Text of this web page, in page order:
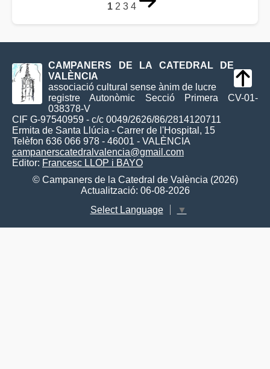
1 2 3 4
CAMPANERS DE LA CATEDRAL DE
VALÈNCIA
associació cultural sense ànim de lucre
registre Autonòmic Secció Primera CV-01-
038378-V
CIF G-97540959 - c/c 0049/2626/86/2814120711
Ermita de Santa Llúcia - Carrer de l'Hospital, 15
Telèfon 636 066 978 - 46001 - VALÈNCIA
campanerscatedralvalencia@gmail.com
Editor: Francesc LLOP i BAYO
© Campaners de la Catedral de València (2026)
Actualització: 06-08-2026
Select Language
▼